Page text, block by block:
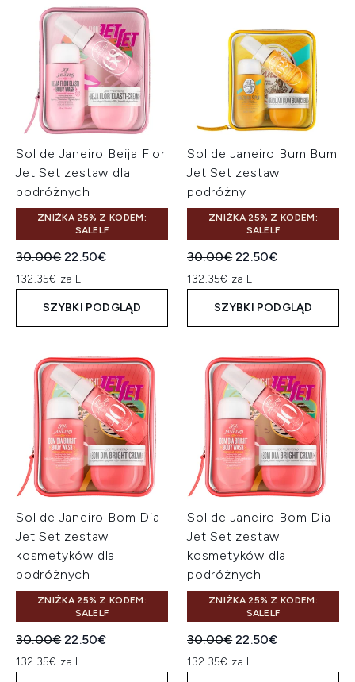
Sol de Janeiro Beija Flor
Jet Set zestaw dla
podróżnych
ZNIŻKA 25% Z KODEM:
SALELF
Sugerowana cena detaliczna:
30.00€Aktualna cena:
22.50€
132.35€ za L
SZYBKI PODGLĄD
Sol de Janeiro Bum Bum
Jet Set zestaw
podróżny
ZNIŻKA 25% Z KODEM:
SALELF
Sugerowana cena
30.00€Aktualna cena:
22.50€
132.35€ za L
SZYBKI PODGLĄD
Sol de Janeiro Bom Dia
Jet Set zestaw
kosmetyków dla
podróżnych
ZNIŻKA 25% Z KODEM:
SALELF
Sugerowana cena detaliczna:
30.00€Aktualna cena:
22.50€
132.35€ za L
Sol de Janeiro Bom Dia
Jet Set zestaw
kosmetyków dla
podróżnych
ZNIŻKA 25% Z KODEM:
SALELF
Sugerowana cena
30.00€Aktualna cena:
22.50€
132.35€ za L